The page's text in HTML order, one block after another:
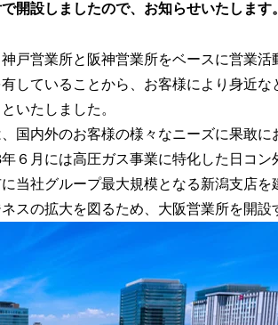
み
み
で
開設しましたので、お知らせいたします。
戸営業所と阪神営業所をベースに営業活
していることから、お客様により身近な
いたしました。
国内外のお客様の様々なニーズに果敢に
６月には高圧ガス事業に特化した日コン
当社グループ最大規模となる新潟支店を
スの拡大を図るため、大阪営業所を開設